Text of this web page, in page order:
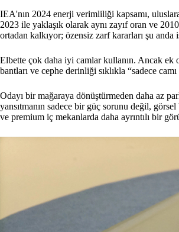
IEA'nın 2024 enerji verimliliği kapsamı,
2023 ile yaklaşık olarak aynı zayıf oran ve
ortadan kalkıyor; özensiz zarf kararları şu
Elbette çok daha iyi camlar kullanın. Ancak ek
bantları ve cephe derinliği sıklıkla “sadece
Odayı bir mağaraya dönüştürmeden daha az
yansıtmanın sadece bir güç sorunu değil,
ve premium iç mekanlarda daha ayrıntılı bir